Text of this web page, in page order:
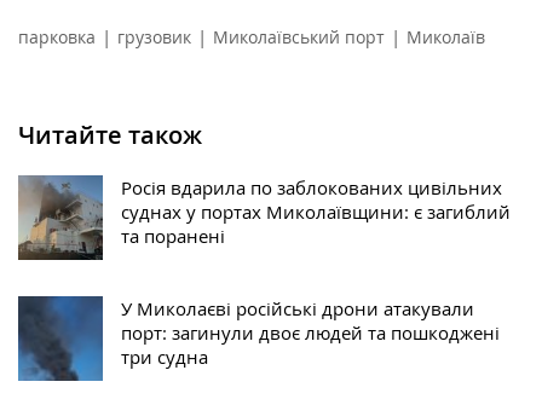
парковка | грузовик | Миколаївський порт | Миколаїв
Читайте також
Росія вдарила по заблокованих цивільних
суднах у портах Миколаївщини: є загиблий
та поранені
У Миколаєві російські дрони атакували
порт: загинули двоє людей та пошкоджені
три судна